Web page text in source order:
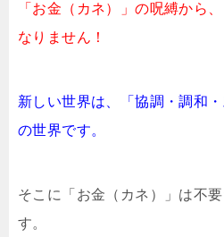
「お金（カネ）」の呪縛から
なりません！
新しい世界は、「協調・調和
の世界です。
そこに「お金（カネ）」は不
す。